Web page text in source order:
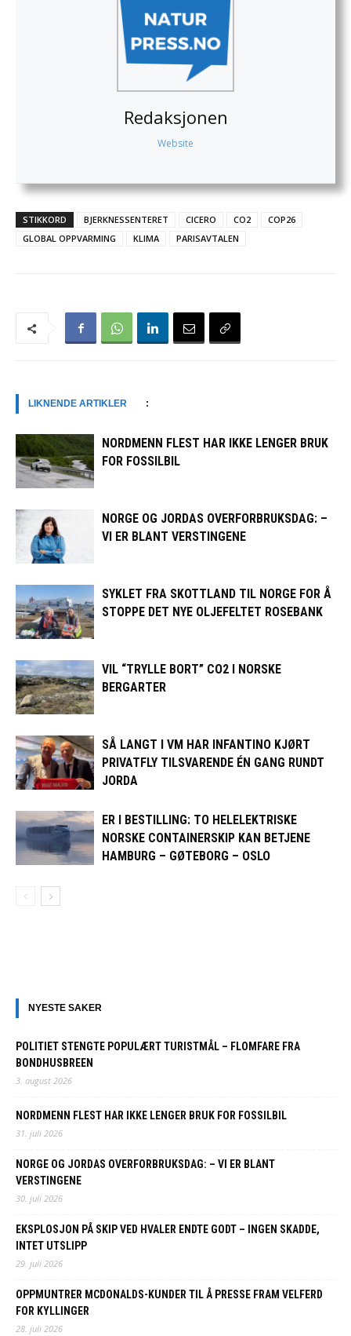
Redaksjonen
Website
STIKKORD BJERKNESSENTERET CICERO CO2
COP26
GLOBAL OPPVARMING
KLIMA PARISAVTALEN
LIKNENDE ARTIKLER :
NORDMENN FLEST HAR IKKE LENGER BRUK
FOR FOSSILBIL
NORGE OG JORDAS OVERFORBRUKSDAG: –
VI ER BLANT VERSTINGENE
SYKLET FRA SKOTTLAND TIL NORGE FOR Å
STOPPE DET NYE OLJEFELTET ROSEBANK
VIL “TRYLLE BORT” CO2 I NORSKE
BERGARTER
SÅ LANGT I VM HAR INFANTINO KJØRT
PRIVATFLY TILSVARENDE ÉN GANG RUNDT
JORDA
ER I BESTILLING: TO HELELEKTRISKE
NORSKE CONTAINERSKIP KAN BETJENE
HAMBURG – GØTEBORG – OSLO
NYESTE SAKER
POLITIET STENGTE POPULÆRT TURISTMÅL – FLOMFARE FRA
BONDHUSBREEN
3. august 2026
NORDMENN FLEST HAR IKKE LENGER BRUK FOR FOSSILBIL
31. juli 2026
NORGE OG JORDAS OVERFORBRUKSDAG: – VI ER BLANT
VERSTINGENE
30. juli 2026
EKSPLOSJON PÅ SKIP VED HVALER ENDTE GODT – INGEN SKADDE,
INTET UTSLIPP
29. juli 2026
OPPMUNTRER MCDONALDS-KUNDER TIL Å PRESSE FRAM VELFERD
FOR KYLLINGER
28. juli 2026